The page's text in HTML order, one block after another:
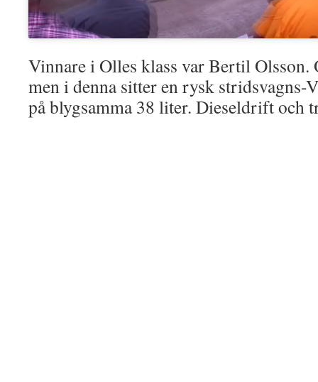
Vinnare i Olles klass var Bertil Olsson.
men i denna sitter en rysk stridsvagns-
på blygsamma 38 liter. Dieseldrift och